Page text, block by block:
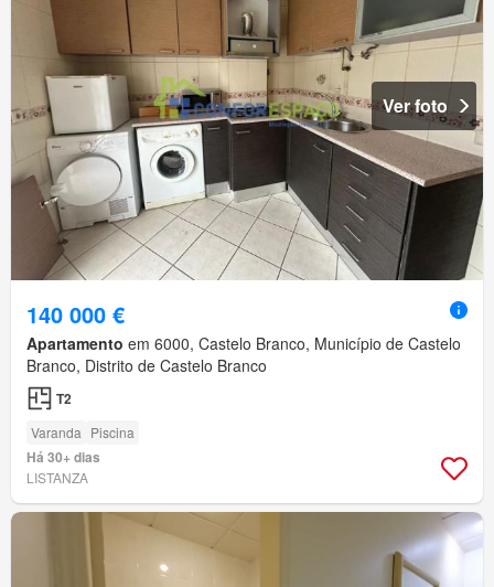
Ver foto
140 000 €
Apartamento em 6000, Castelo Branco, Município de Castelo
Branco, Distrito de Castelo Branco
T2
Varanda Piscina
Há 30+ dias
LISTANZA